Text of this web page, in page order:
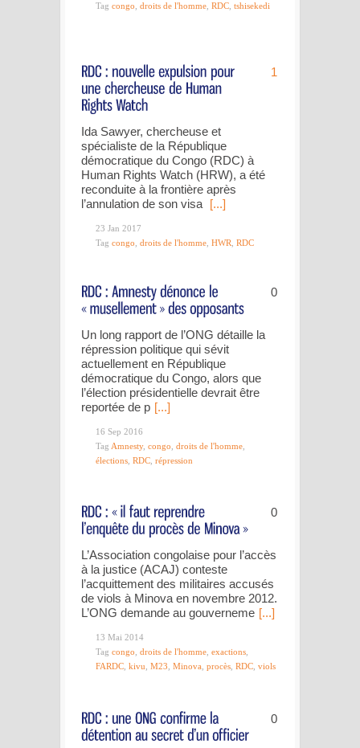
Tag congo droits de l'homme RDC tshisekedi
1
Ida Sawyer, chercheuse et
spécialiste de la République
démocratique du Congo (RDC) à
Human Rights Watch (HRW), a été
reconduite à la frontière après
l’annulation de son visa [...]
23 Jan 2017
Tag congo, droits de l'homme, HWR, RDC
0
Un long rapport de l’ONG détaille la
répression politique qui sévit
actuellement en République
démocratique du Congo, alors que
l’élection présidentielle devrait être
reportée de p [...]
16 Sep 2016
Tag Amnesty, congo droits de l'homme
élections RDC répression
0
L’Association congolaise pour l’accès
à la justice (ACAJ) conteste
l’acquittement des militaires accusés
de viols à Minova en novembre 2012.
L’ONG demande au gouverneme [...]
13 Mai 2014
Tag congo droits de l'homme exactions
FARDC kivu M23 Minova procès RDC viols
0